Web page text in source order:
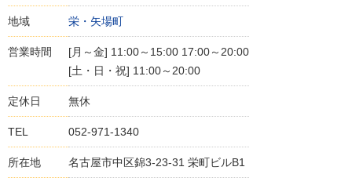
地域 栄・矢場町
営業時間
[月～金] 11:00～15:00 17:00～20:00
[土・日・祝] 11:00～20:00
定休日 無休
TEL 052-971-1340
所在地 名古屋市中区錦3-23-31 栄町ビルB1